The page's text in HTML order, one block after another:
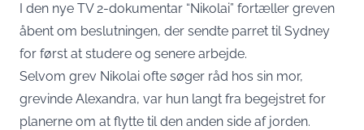
I den nye TV 2-dokumentar “Nikolai” fortæller greven
åbent om beslutningen, der sendte parret til Sydney
for først at studere og senere arbejde.
Selvom grev Nikolai ofte søger råd hos sin mor,
grevinde Alexandra, var hun langt fra begejstret for
planerne om at flytte til den anden side af jorden.